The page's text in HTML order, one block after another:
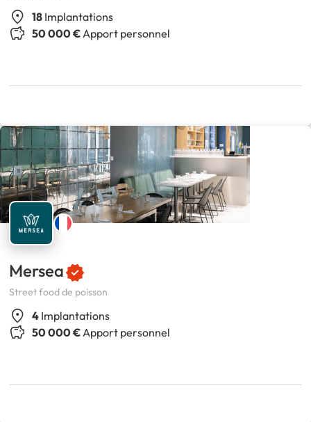
18 Implantations
50 000 € Apport personnel
Mersea
Street food de poisson
4 Implantations
50 000 € Apport personnel